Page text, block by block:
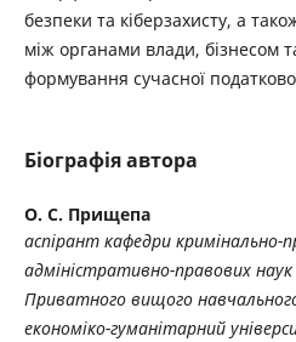
безпеки та кіберзахисту, а
між органами влади, бізнесом
формування сучасної
Біографія автора
О. С. Прищепа
аспірант кафедри кримінально-
адміністративно-правових
Приватного вищого
економіко-гуманітарний